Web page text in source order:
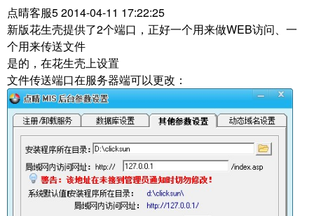
点晴客服5 2014-04-11 17:22:25
新版花生壳提供了2个端口，正好一个用来做WEB访问、一
个用来传送文件
是的，在花生壳上设置
文件传送端口在服务器端可以更改：